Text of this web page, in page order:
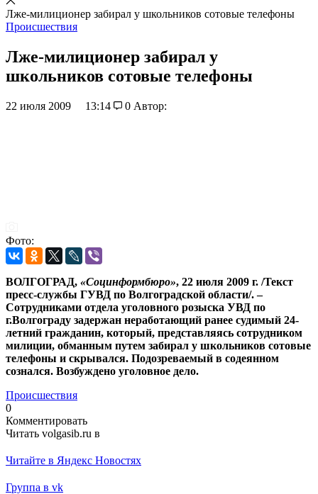
Лже-милиционер забирал у школьников сотовые телефоны
Происшествия
Лже-милиционер забирал у
школьников сотовые телефоны
22 июля 2009 13:14 0 Автор:
Фото:
ВОЛГОГРАД, «Социнформбюро», 22 июля 2009 г. /Текст
пресс-службы ГУВД по Волгоградской области/. –
Сотрудниками отдела уголовного розыска УВД по
г.Волгограду задержан неработающий ранее судимый 24-
летний гражданин, который, представляясь сотрудником
милиции, обманным путем забирал у школьников сотовые
телефоны и скрывался. Подозреваемый в содеянном
сознался. Возбуждено уголовное дело.
Происшествия
0
Комментировать
Читать volgasib.ru в
Читайте в Яндекс Новостях
Группа в vk